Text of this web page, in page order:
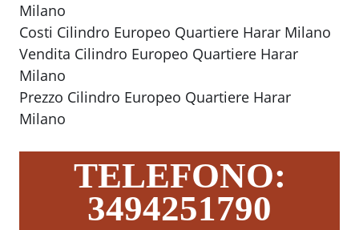
Milano
Costi Cilindro Europeo Quartiere Harar Milano
Vendita Cilindro Europeo Quartiere Harar
Milano
Prezzo Cilindro Europeo Quartiere Harar
Milano
TELEFONO:
3494251790